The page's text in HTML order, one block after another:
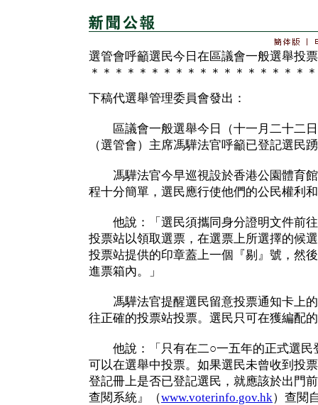
選管會呼籲選民今日在區議會一般選舉投
＊＊＊＊＊＊＊＊＊＊＊＊＊＊＊＊＊＊
下稿代選舉管理委員會發出：
區議會一般選舉今日（十一月二十二日
（選管會）主席馮驊法官呼籲已登記選民
馮驊法官今早巡視設於香港公園體育館
程十分簡單，選民應行使他們的公民權利
他說：「選民須攜同身分證明文件前往
投票站以領取選票，在選票上所選擇的候
投票站提供的印章蓋上一個『剔』號，然
進票箱內。」
馮驊法官提醒選民留意投票通知卡上的
往正確的投票站投票。選民只可在獲編配
他說：「只有在二○一五年的正式選民
可以在選舉中投票。如果選民未曾收到投
登記冊上是否已登記選民，就應該於出門
查閱系統』（www.voterinfo.gov.hk）查閱